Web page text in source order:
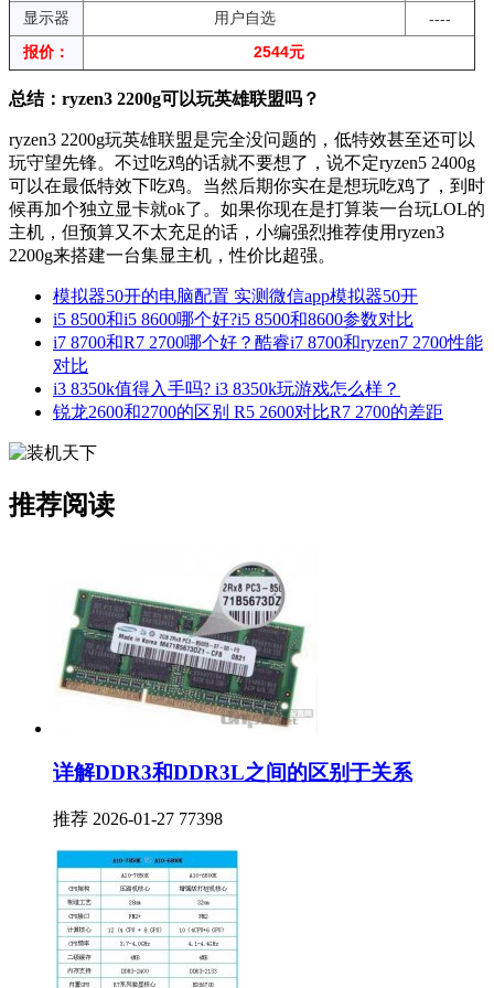
显示器 用户自选
----
报价：
2544元
总结：ryzen3 2200g可以玩英雄联盟吗？
ryzen3 2200g玩英雄联盟是完全没问题的，低特效甚至还可以
玩守望先锋。不过吃鸡的话就不要想了，说不定ryzen5 2400g
可以在最低特效下吃鸡。当然后期你实在是想玩吃鸡了，到时
候再加个独立显卡就ok了。如果你现在是打算装一台玩LOL的
主机，但预算又不太充足的话，小编强烈推荐使用ryzen3
2200g来搭建一台集显主机，性价比超强。
模拟器50开的电脑配置 实测微信app模拟器50开
i5 8500和i5 8600哪个好?i5 8500和8600参数对比
i7 8700和R7 2700哪个好？酷睿i7 8700和ryzen7 2700性能
对比
i3 8350k值得入手吗? i3 8350k玩游戏怎么样？
锐龙2600和2700的区别 R5 2600对比R7 2700的差距
推荐阅读
详解DDR3和DDR3L之间的区别于关系
推荐 2026-01-27 77398